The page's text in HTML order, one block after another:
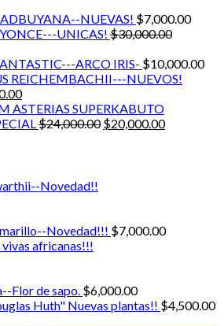
NUEVAS! $7,000.00
UNICAS! $30,000.00
ARCO IRIS- $10,000.00
REICHEMBACHII---NUEVOS!
ASTERIAS SUPERKABUTO
$24,000.00 $20,000.00
Novedad!!
Novedad!!! $7,000.00
africanas!!!
Flor de sapo. $6,000.00
Huth" Nuevas plantas!! $4,500.00